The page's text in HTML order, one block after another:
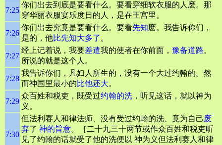
7:25
你们出去到底是要看什么。要看穿细软衣服的人麽。那
穿华丽衣服宴乐度日的人，是在王宫里。
7:26
你们出去究竟是要看什么。要看先知麽。我告诉你们，
是的，他比先知大多了 。
7:27
经上记着说，我要差遣我的使者在你前面， 豫备道路。
所说的就是这个人。
7:28
我告诉你们，凡妇人所生的，没有一个大过约翰的。然
而神国里最小的比他还大。
7:29
众百姓和税吏，既受过约翰的洗 ，听见这话，就以神为
义。
7:30
但法利赛人和律法师、没有受过约翰的洗、竟为自己 废
弃了 神的旨意。［二十九三十两节或作众百姓和税吏听
见了约翰的话就受了他的洗便以 神为义但法利赛人和律